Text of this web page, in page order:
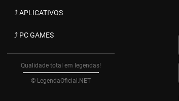
⤴ APLICATIVOS
⤴ PC GAMES
Qualidade total em legendas!
© LegendaOficial.NET